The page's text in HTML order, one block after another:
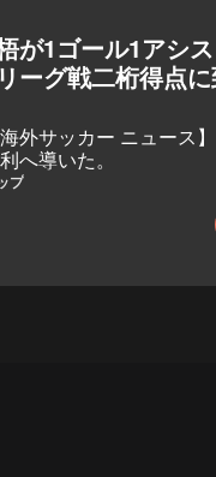
が1ゴール1アシ
ーグ戦二桁得点
海外サッカー ニュース
へ導いた。
プ